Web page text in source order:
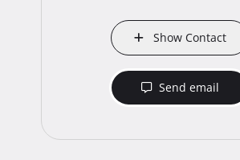
Show Contact
Send email